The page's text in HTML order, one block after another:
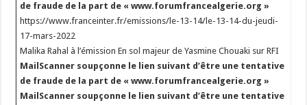
de fraude de la part de « www.forumfrancealgerie.org »
https://www.franceinter.fr/emissions/le-13-14/le-13-14-du-jeudi-
17-mars-2022
Malika Rahal à l’émission En sol majeur de Yasmine Chouaki sur RFI
MailScanner soupçonne le lien suivant d’être une tentative
de fraude de la part de « www.forumfrancealgerie.org »
MailScanner soupçonne le lien suivant d’être une tentative